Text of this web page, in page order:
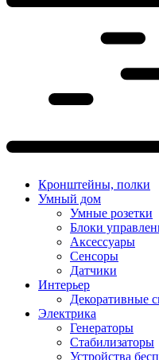
Кронштейны, полки
Умный дом
Умные розетки
Блоки
Аксессуары
Сенсоры
Датчики
Интерьер
Декоративные
Электрика
Генераторы
Стабилизаторы
Устройства